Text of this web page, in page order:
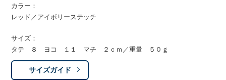
カラー：
レッド／アイボリーステッチ
サイズ：
タテ ８ ヨコ １１ マチ ２ｃｍ／重量 ５０ｇ
サイズガイド